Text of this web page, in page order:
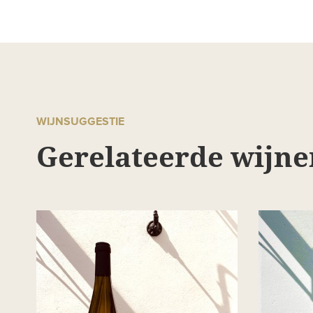
WIJNSUGGESTIE
Gerelateerde